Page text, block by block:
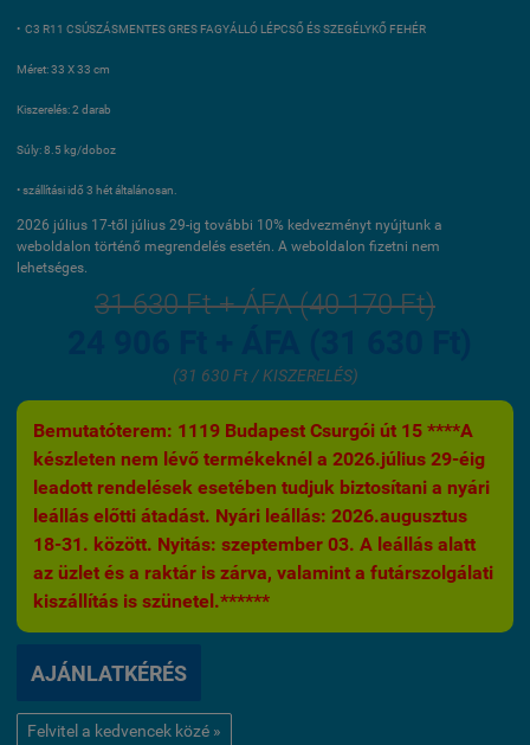
• C3 R11 CSÚSZÁSMENTES GRES FAGYÁLLÓ LÉPCSŐ ÉS SZEGÉLYKŐ FEHÉR
Méret: 33 X 33 cm
Kiszerelés: 2 darab
Súly: 8.5 kg/doboz
• szállítási idő 3 hét általánosan.
2026 július 17-től július 29-ig további 10% kedvezményt nyújtunk a
weboldalon történő megrendelés esetén. A weboldalon fizetni nem
lehetséges.
31 630 Ft + ÁFA (40 170 Ft)
(31 630 Ft / KISZERELÉS)
Bemutatóterem: 1119 Budapest Csurgói út 15 ****A
készleten nem lévő termékeknél a 2026.július 29-éig
leadott rendelések esetében tudjuk biztosítani a nyári
leállás előtti átadást. Nyári leállás: 2026.augusztus
18-31. között. Nyitás: szeptember 03. A leállás alatt
az üzlet és a raktár is zárva, valamint a futárszolgálati
kiszállítás is szünetel.******
AJÁNLATKÉRÉS
Felvitel a kedvencek közé »